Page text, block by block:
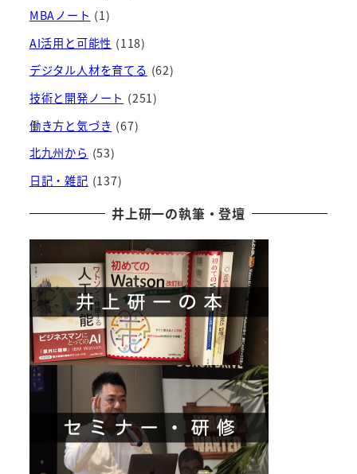
ブ
MBAノート (1)
AI活用と可能性 (118)
デジタル人材を育てる (62)
技術と開発ノート (251)
働き方と気づき (67)
北九州から (53)
日記・雑記 (137)
井上研一の執筆・登壇